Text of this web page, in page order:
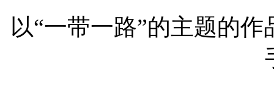
以“一带一路”的主题的